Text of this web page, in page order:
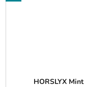
HORSLYX Mint